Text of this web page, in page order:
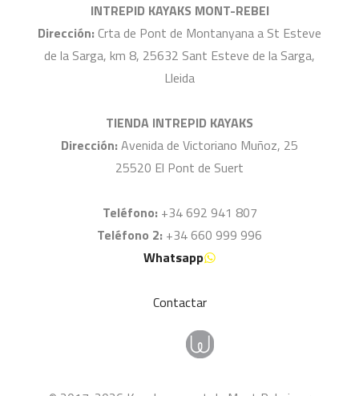
INTREPID KAYAKS MONT-REBEI
Dirección: Crta de Pont de Montanyana a St Esteve
de la Sarga, km 8, 25632 Sant Esteve de la Sarga,
Lleida
TIENDA INTREPID KAYAKS
Dirección: Avenida de Victoriano Muñoz, 25
25520 El Pont de Suert
Teléfono: +34 692 941 807
Teléfono 2: +34 660 999 996
Whatsapp
Contactar